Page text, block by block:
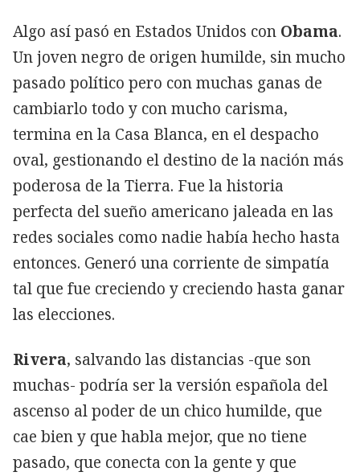
Algo así pasó en Estados Unidos con Obama.
Un joven negro de origen humilde, sin mucho
pasado político pero con muchas ganas de
cambiarlo todo y con mucho carisma,
termina en la Casa Blanca, en el despacho
oval, gestionando el destino de la nación más
poderosa de la Tierra. Fue la historia
perfecta del sueño americano jaleada en las
redes sociales como nadie había hecho hasta
entonces. Generó una corriente de simpatía
tal que fue creciendo y creciendo hasta ganar
las elecciones.
Rivera, salvando las distancias -que son
muchas- podría ser la versión española del
ascenso al poder de un chico humilde, que
cae bien y que habla mejor, que no tiene
pasado, que conecta con la gente y que